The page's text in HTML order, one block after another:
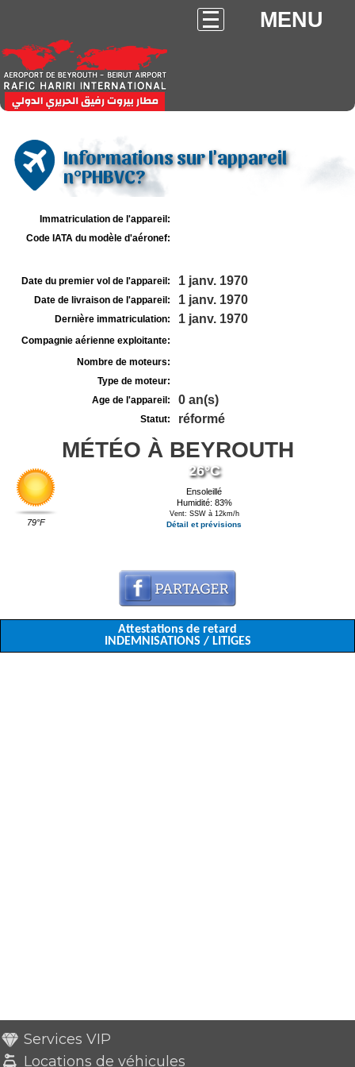
MENU
Informations sur l'appareil
n°PHBVC?
Immatriculation de l'appareil:
Code IATA du modèle d'aéronef:
Date du premier vol de l'appareil: 1 janv. 1970
Date de livraison de l'appareil: 1 janv. 1970
Dernière immatriculation: 1 janv. 1970
Compagnie aérienne exploitante:
Nombre de moteurs:
Type de moteur:
Age de l'appareil:
0 an(s)
Statut: réformé
MÉTÉO À BEYROUTH
79°F
26°C
Ensoleillé
Humidité: 83%
Vent: SSW à 12km/h
Détail et prévisions
Attestations de retard
INDEMNISATIONS / LITIGES
Services VIP
Locations de véhicules